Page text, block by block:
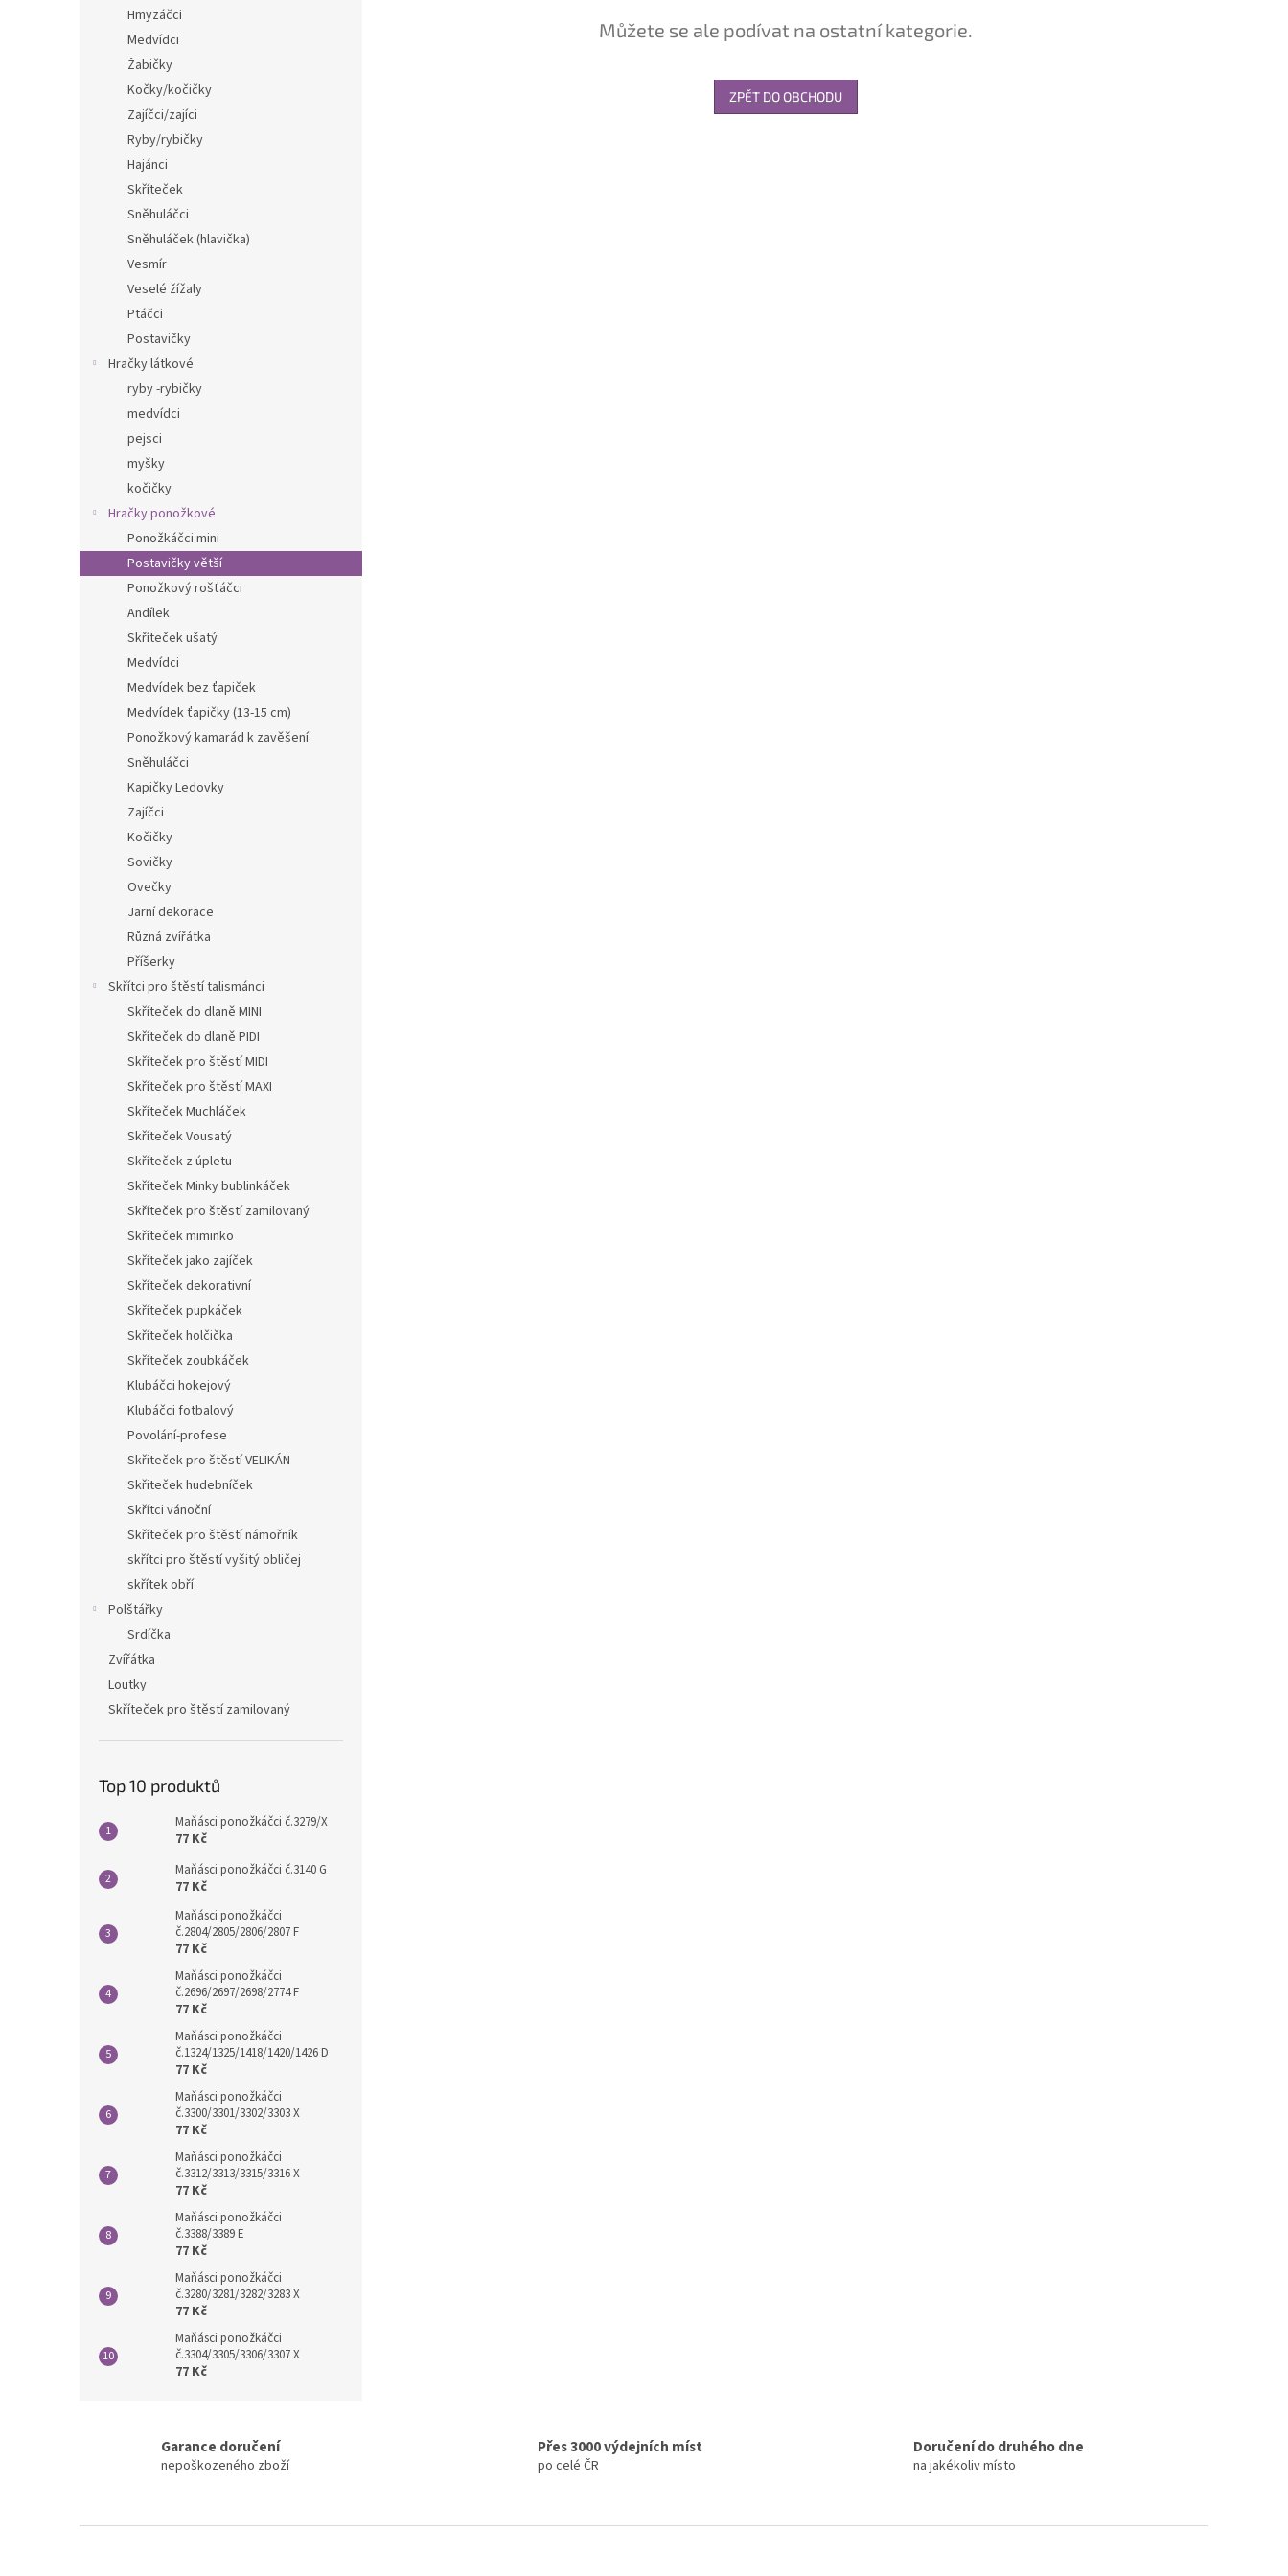
Hmyzáčci
Medvídci
Žabičky
Kočky/kočičky
Zajíčci/zajíci
Ryby/rybičky
Hajánci
Skříteček
Sněhuláčci
Sněhuláček (hlavička)
Vesmír
Veselé žížaly
Ptáčci
Postavičky
Hračky látkové
ryby -rybičky
medvídci
pejsci
myšky
kočičky
Hračky ponožkové
Ponožkáčci mini
Postavičky větší
Ponožkový rošťáčci
Andílek
Skříteček ušatý
Medvídci
Medvídek bez ťapiček
Medvídek ťapičky (13-15 cm)
Ponožkový kamarád k zavěšení
Sněhuláčci
Kapičky Ledovky
Zajíčci
Kočičky
Sovičky
Ovečky
Jarní dekorace
Různá zvířátka
Příšerky
Skřítci pro štěstí talismánci
Skříteček do dlaně MINI
Skříteček do dlaně PIDI
Skříteček pro štěstí MIDI
Skříteček pro štěstí MAXI
Skříteček Muchláček
Skříteček Vousatý
Skříteček z úpletu
Skříteček Minky bublinkáček
Skříteček pro štěstí zamilovaný
Skříteček miminko
Skříteček jako zajíček
Skříteček dekorativní
Skříteček pupkáček
Skříteček holčička
Skříteček zoubkáček
Klubáčci hokejový
Klubáčci fotbalový
Povolání-profese
Skřiteček pro štěstí VELIKÁN
Skřiteček hudebníček
Skřítci vánoční
Skříteček pro štěstí námořník
skřítci pro štěstí vyšitý obličej
skřítek obří
Polštářky
Srdíčka
Zvířátka
Loutky
Skříteček pro štěstí zamilovaný
Top 10 produktů
Maňásci ponožkáčci č.3279/X
77 Kč
Maňásci ponožkáčci č.3140 G
77 Kč
Maňásci ponožkáčci
č.2804/2805/2806/2807 F
77 Kč
Maňásci ponožkáčci
č.2696/2697/2698/2774 F
77 Kč
Maňásci ponožkáčci
č.1324/1325/1418/1420/1426 D
77 Kč
Maňásci ponožkáčci
č.3300/3301/3302/3303 X
77 Kč
Maňásci ponožkáčci
č.3312/3313/3315/3316 X
77 Kč
Maňásci ponožkáčci
č.3388/3389 E
77 Kč
Maňásci ponožkáčci
č.3280/3281/3282/3283 X
77 Kč
Maňásci ponožkáčci
č.3304/3305/3306/3307 X
77 Kč
Můžete se ale podívat na ostatní kategorie.
ZPĚT DO OBCHODU
Garance doručení
nepoškozeného zboží
Přes 3000 výdejních míst
po celé ČR
Doručení do druhého dne
na jakékoliv místo